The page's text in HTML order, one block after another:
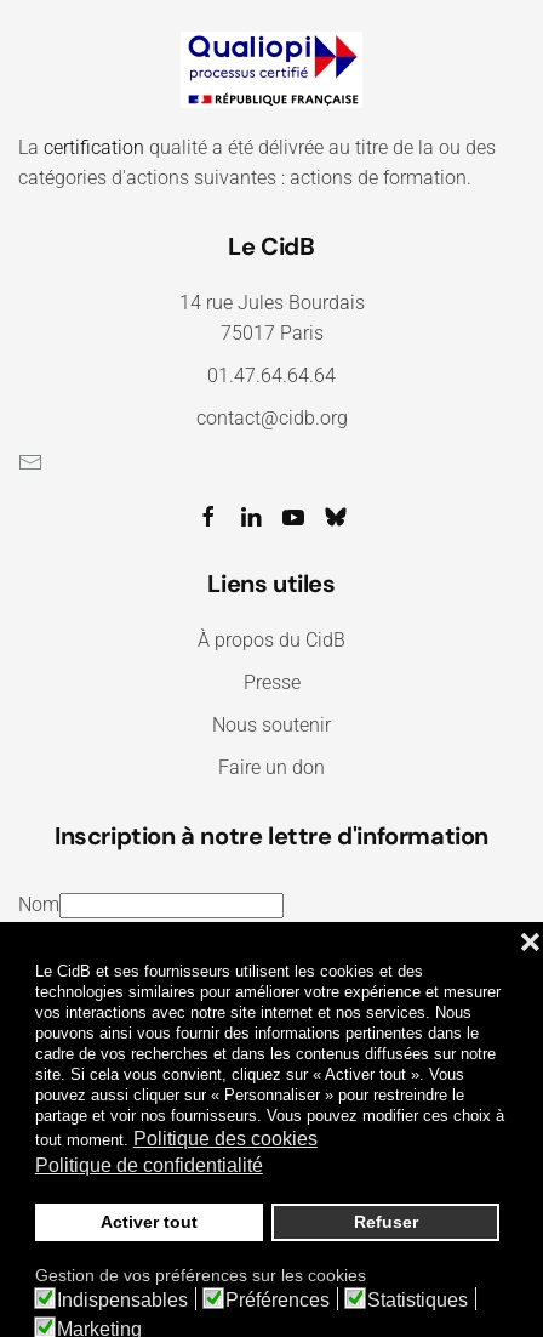
Le CidB et ses fournisseurs utilisent les cookies et des
technologies similaires pour améliorer votre expérience et mesurer
vos interactions avec notre site internet et nos services. Nous
pouvons ainsi vous fournir des informations pertinentes dans le
cadre de vos recherches et dans les contenus diffusées sur notre
site. Si cela vous convient, cliquez sur « Activer tout ». Vous
pouvez aussi cliquer sur « Personnaliser » pour restreindre le
partage et voir nos fournisseurs. Vous pouvez modifier ces choix à
tout moment. Politique des cookies
Politique de confidentialité
Activer tout Refuser
❌
Gestion de vos préférences sur les cookies
Indispensables Préférences
Statistiques
Marketing
La certification qualité a été délivrée au titre de la ou des
catégories d'actions suivantes : actions de formation.
Le CidB
14 rue Jules Bourdais
75017 Paris
01.47.64.64.64
contact@cidb.org
Liens utiles
À propos du CidB
Presse
Nous soutenir
Faire un don
Inscription à notre lettre d'information
Nom
J’ai lu et j’accepte lesTermes et conditionset la
Politique de confidentialité
Je m'abonne
© 2009-2026 CidB. Tous droits réservés.